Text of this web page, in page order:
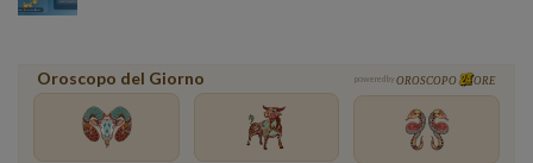
Oroscopo del Giorno powered by OROSCOPO ORE